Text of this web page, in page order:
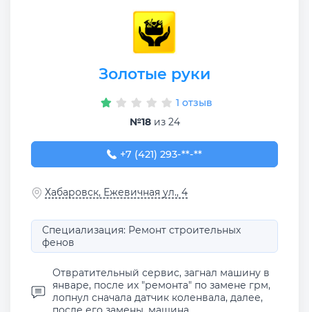
Золотые руки
1 отзыв
№18из 24
+7 (421) 293-00-93
+7 (421) 293-**-**
Хабаровск, Ежевичная ул., 4
Специализация: Ремонт строительных
фенов
Отвратительный сервис, загнал машину в
январе, после их "ремонта" по замене грм,
лопнул сначала датчик коленвала, далее,